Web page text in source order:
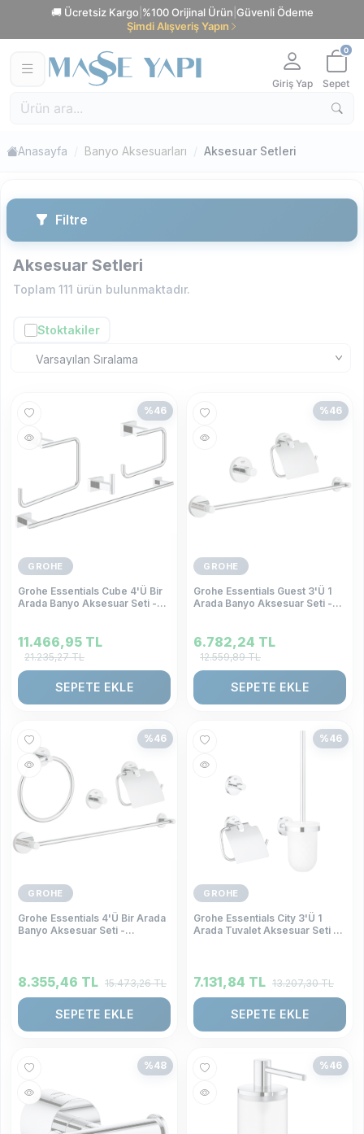
🚚 Ücretsiz Kargo %100 Orijinal Ürün Güvenli Ödeme
Şimdi Alışveriş Yapın
Giriş Yap
0
Sepet
Anasayfa Banyo Aksesuarları Aksesuar Setleri
Filtre
Aksesuar Setleri
Toplam 111 ürün bulunmaktadır.
Stoktakiler
%46
GROHE
Grohe Essentials Cube 4'Ü Bir
Arada Banyo Aksesuar Seti -
11.466,95 TL
21.235,27TL
SEPETE EKLE
%46
GROHE
Grohe Essentials Guest 3'Ü 1
Arada Banyo Aksesuar Seti -
6.782,24 TL
12.559,89TL
SEPETE EKLE
%46
GROHE
Grohe Essentials 4'Ü Bir Arada
Banyo Aksesuar Seti -
8.355,46 TL 15.473,26TL
SEPETE EKLE
%46
GROHE
Grohe Essentials City 3'Ü 1
Arada Tuvalet Aksesuar Seti -
7.131,84 TL 13.207,30TL
SEPETE EKLE
%48 %46